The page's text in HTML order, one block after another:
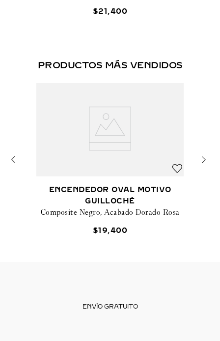
$21 ,400
PRODUCTOS MÁS VENDIDOS
ENCENDEDOR OVAL MOTIVO
GUILLOCHÉ
Composite Negro, Acabado Dorado Rosa
$19,400
ENVÍO GRATUITO